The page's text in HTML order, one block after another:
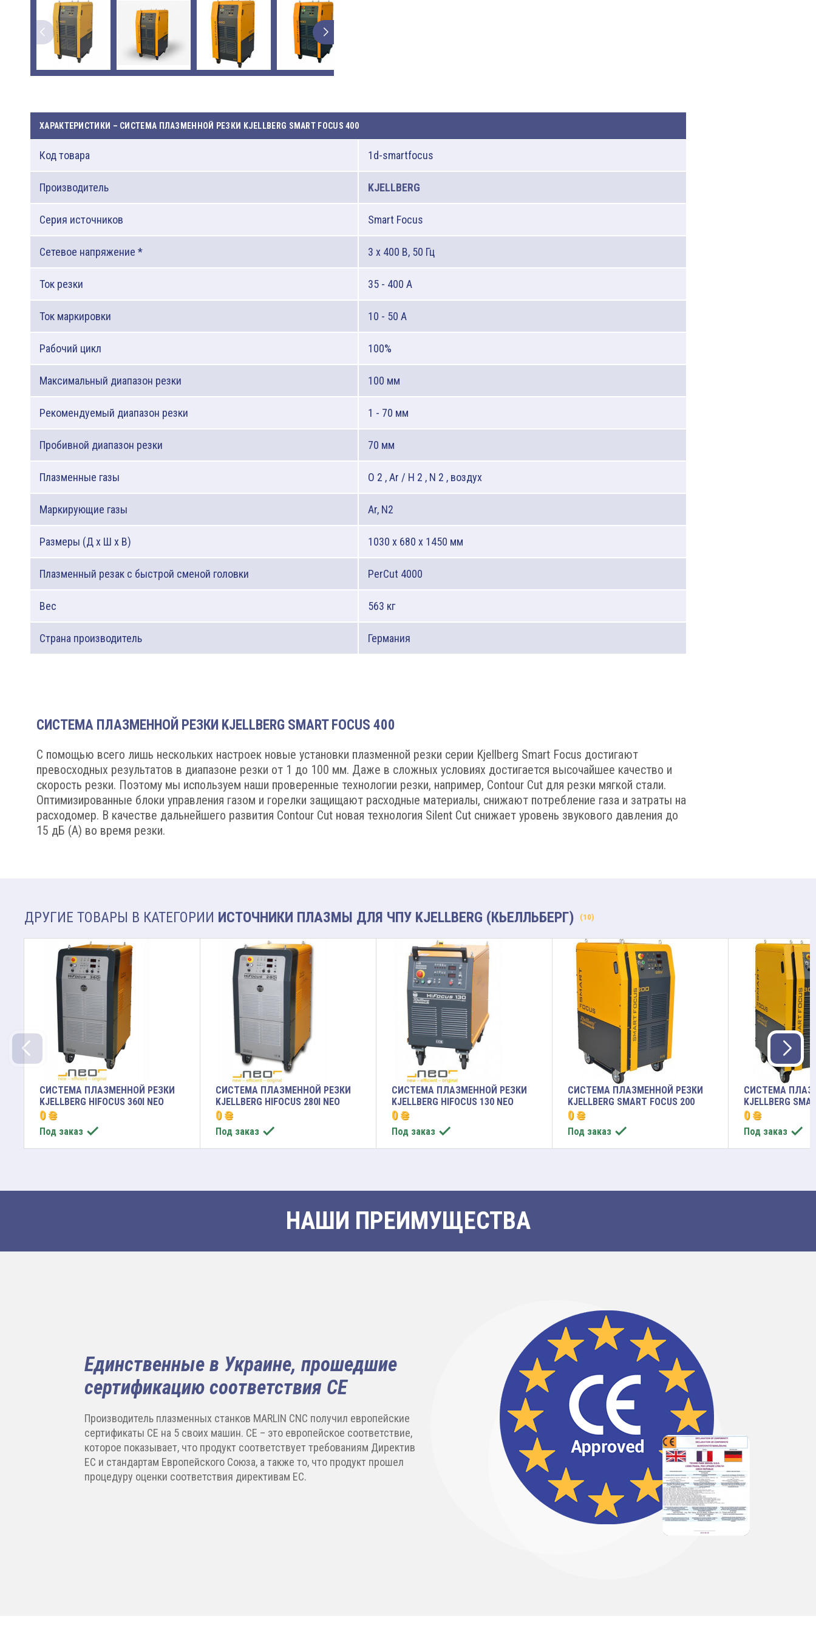
ХАРАКТЕРИСТИКИ – СИСТЕМА ПЛАЗМЕННОЙ РЕЗКИ KJELLBERG SMART FOCUS 400
Код товара 1d-smartfocus
Производитель KJELLBERG
Серия источников Smart Focus
Сетевое напряжение * 3 x 400 В, 50 Гц
Ток резки 35 - 400 A
Ток маркировки 10 - 50 A
Рабочий цикл 100%
Максимальный диапазон резки 100 мм
Рекомендуемый диапазон резки 1 - 70 мм
Пробивной диапазон резки 70 мм
Плазменные газы O 2 , Ar / H 2 , N 2 , воздух
Маркирующие газы Ar, N2
Размеры (Д х Ш х В) 1030 x 680 x 1450 мм
Плазменный резак с быстрой сменой головки PerCut 4000
Вес 563 кг
Страна производитель Германия
СИСТЕМА ПЛАЗМЕННОЙ РЕЗКИ KJELLBERG SMART FOCUS 400
С помощью всего лишь нескольких настроек новые установки плазменной резки серии Kjellberg Smart Focus достигают
превосходных результатов в диапазоне резки от 1 до 100 мм. Даже в сложных условиях достигается высочайшее качество и
скорость резки. Поэтому мы используем наши проверенные технологии резки, например, Contour Cut для резки мягкой стали.
Оптимизированные блоки управления газом и горелки защищают расходные материалы, снижают потребление газа и затраты на
расходомер. В качестве дальнейшего развития Contour Cut новая технология Silent Cut снижает уровень звукового давления до
15 дБ (A) во время резки.
ДРУГИЕ ТОВАРЫ В КАТЕГОРИИ ИСТОЧНИКИ ПЛАЗМЫ ДЛЯ ЧПУ KJELLBERG (КЬЕЛЛЬБЕРГ) (10)
СИСТЕМА ПЛАЗМЕННОЙ РЕЗКИ
KJELLBERG HIFOCUS 360I NEO
0 ₴
Под заказ 
СИСТЕМА ПЛАЗМЕННОЙ РЕЗКИ
KJELLBERG HIFOCUS 280I NEO
0 ₴
Под заказ 
СИСТЕМА ПЛАЗМЕННОЙ РЕЗКИ
KJELLBERG HIFOCUS 130 NEO
0 ₴
Под заказ 
СИСТЕМА ПЛАЗМЕННОЙ РЕЗКИ
KJELLBERG SMART FOCUS 200
0 ₴
Под заказ 
СИСТЕМА
KJELLBERG
0 ₴
Под заказ 
НАШИ ПРЕИМУЩЕСТВА
Единственные в Украине, прошедшие
сертификацию соответствия CE
Производитель плазменных станков MARLIN CNC получил европейские
сертификаты CE на 5 своих машин. CE – это европейское соответствие,
которое показывает, что продукт соответствует требованиям Директив
ЕС и стандартам Европейского Союза, а также то, что продукт прошел
процедуру оценки соответствия директивам ЕС.